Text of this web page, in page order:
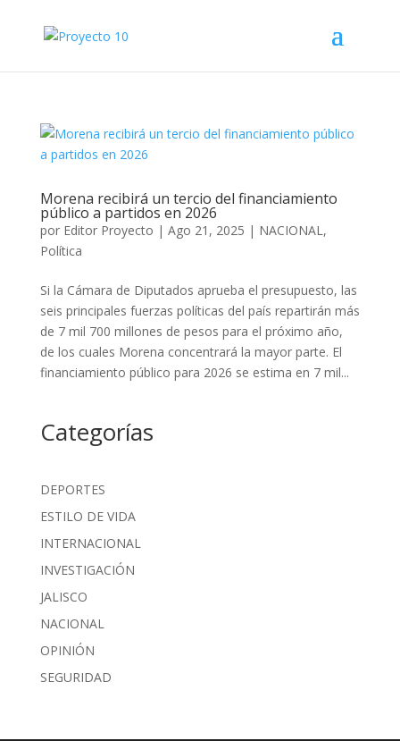
Morena recibirá un tercio del financiamiento
público a partidos en 2026
por Editor Proyecto | Ago 21, 2025 | NACIONAL,
Política
Si la Cámara de Diputados aprueba el presupuesto, las
seis principales fuerzas políticas del país repartirán más
de 7 mil 700 millones de pesos para el próximo año,
de los cuales Morena concentrará la mayor parte. El
financiamiento público para 2026 se estima en 7 mil...
Categorías
DEPORTES
ESTILO DE VIDA
INTERNACIONAL
INVESTIGACIÓN
JALISCO
NACIONAL
OPINIÓN
SEGURIDAD